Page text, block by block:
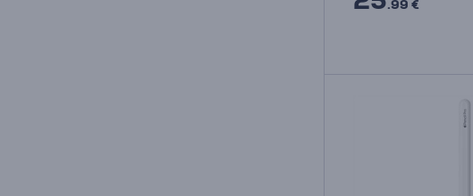
.99 €